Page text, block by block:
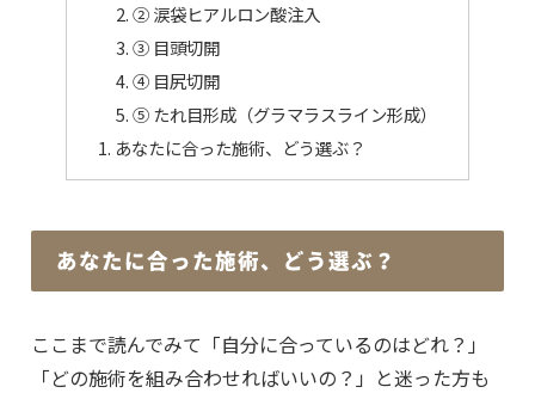
② 涙袋ヒアルロン酸注入
③ 目頭切開
④ 目尻切開
⑤ たれ目形成（グラマラスライン形成）
あなたに合った施術、どう選ぶ？
あなたに合った施術、どう選ぶ？
ここまで読んでみて「自分に合っているのはどれ？」
「どの施術を組み合わせればいいの？」と迷った方も